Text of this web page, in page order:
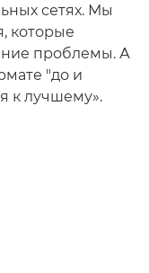
сетях. Мы
которые
проблемы. А
"до и
к лучшему».